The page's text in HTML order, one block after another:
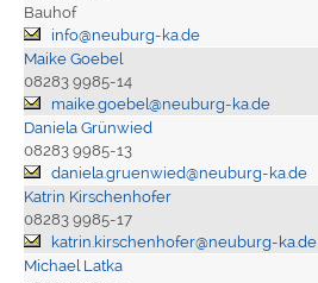
Bauhof
info@neuburg-ka.de
Maike Goebel
08283 9985-14
maike.goebel@neuburg-ka.de
Daniela Grünwied
08283 9985-13
daniela.gruenwied@neuburg-ka.de
Katrin Kirschenhofer
08283 9985-17
katrin.kirschenhofer@neuburg-ka.de
Michael Latka